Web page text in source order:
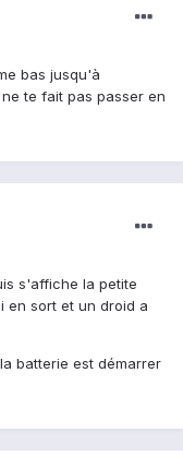
bas jusqu'à
te fait pas passer en
s'affiche la petite
en sort et un droid a
batterie est démarrer